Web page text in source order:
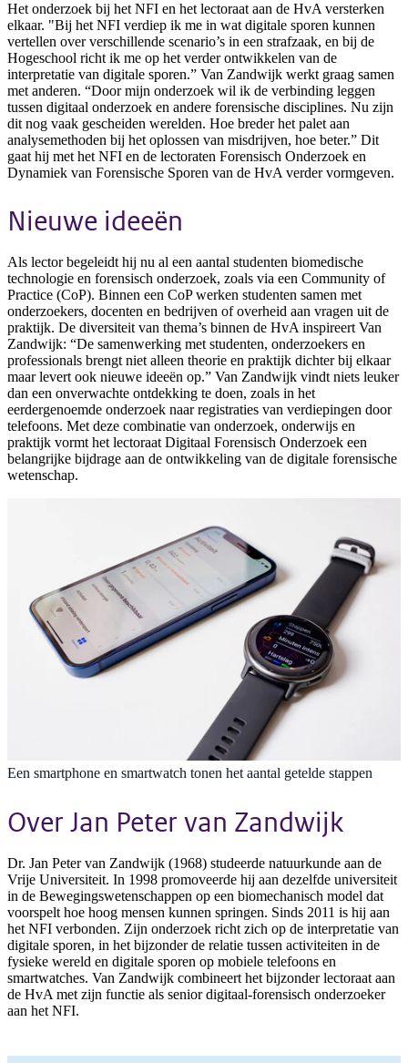
Het onderzoek bij het NFI en het lectoraat aan de HvA versterken
elkaar. "Bij het NFI verdiep ik me in wat digitale sporen kunnen
vertellen over verschillende scenario’s in een strafzaak, en bij de
Hogeschool richt ik me op het verder ontwikkelen van de
interpretatie van digitale sporen.” Van Zandwijk werkt graag samen
met anderen. “Door mijn onderzoek wil ik de verbinding leggen
tussen digitaal onderzoek en andere forensische disciplines. Nu zijn
dit nog vaak gescheiden werelden. Hoe breder het palet aan
analysemethoden bij het oplossen van misdrijven, hoe beter.” Dit
gaat hij met het NFI en de lectoraten Forensisch Onderzoek en
Dynamiek van Forensische Sporen van de HvA verder vormgeven.
Nieuwe ideeën
Als lector begeleidt hij nu al een aantal studenten biomedische
technologie en forensisch onderzoek, zoals via een Community of
Practice (CoP). Binnen een CoP werken studenten samen met
onderzoekers, docenten en bedrijven of overheid aan vragen uit de
praktijk. De diversiteit van thema’s binnen de HvA inspireert Van
Zandwijk: “De samenwerking met studenten, onderzoekers en
professionals brengt niet alleen theorie en praktijk dichter bij elkaar
maar levert ook nieuwe ideeën op.” Van Zandwijk vindt niets leuker
dan een onverwachte ontdekking te doen, zoals in het
eerdergenoemde onderzoek naar registraties van verdiepingen door
telefoons. Met deze combinatie van onderzoek, onderwijs en
praktijk vormt het lectoraat Digitaal Forensisch Onderzoek een
belangrijke bijdrage aan de ontwikkeling van de digitale forensische
wetenschap.
Een smartphone en smartwatch tonen het aantal getelde stappen
Over Jan Peter van Zandwijk
Dr. Jan Peter van Zandwijk (1968) studeerde natuurkunde aan de
Vrije Universiteit. In 1998 promoveerde hij aan dezelfde universiteit
in de Bewegingswetenschappen op een biomechanisch model dat
voorspelt hoe hoog mensen kunnen springen. Sinds 2011 is hij aan
het NFI verbonden. Zijn onderzoek richt zich op de interpretatie van
digitale sporen, in het bijzonder de relatie tussen activiteiten in de
fysieke wereld en digitale sporen op mobiele telefoons en
smartwatches. Van Zandwijk combineert het bijzonder lectoraat aan
de HvA met zijn functie als senior digitaal-forensisch onderzoeker
aan het NFI.